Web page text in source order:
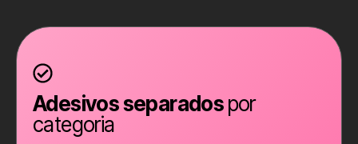
Adesivos separadospor
categoria